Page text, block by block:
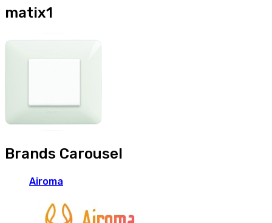
matix1
Brands Carousel
Airoma